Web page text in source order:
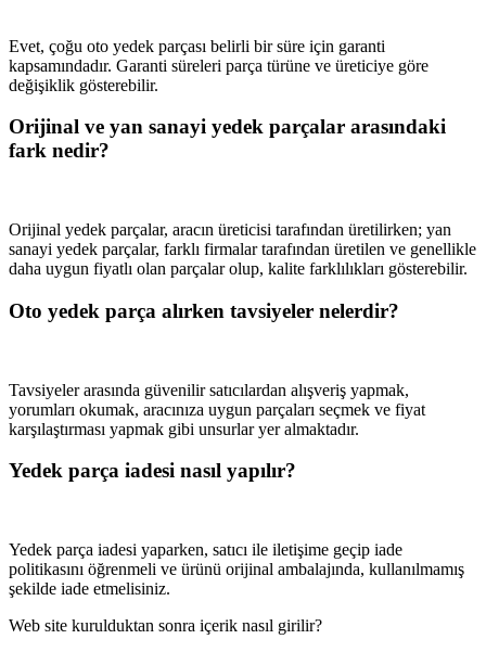
Evet, çoğu oto yedek parçası belirli bir süre için garanti
kapsamındadır. Garanti süreleri parça türüne ve üreticiye göre
değişiklik gösterebilir.
Orijinal ve yan sanayi yedek parçalar arasındaki
fark nedir?
Orijinal yedek parçalar, aracın üreticisi tarafından üretilirken; yan
sanayi yedek parçalar, farklı firmalar tarafından üretilen ve genellikle
daha uygun fiyatlı olan parçalar olup, kalite farklılıkları gösterebilir.
Oto yedek parça alırken tavsiyeler nelerdir?
Tavsiyeler arasında güvenilir satıcılardan alışveriş yapmak,
yorumları okumak, aracınıza uygun parçaları seçmek ve fiyat
karşılaştırması yapmak gibi unsurlar yer almaktadır.
Yedek parça iadesi nasıl yapılır?
Yedek parça iadesi yaparken, satıcı ile iletişime geçip iade
politikasını öğrenmeli ve ürünü orijinal ambalajında, kullanılmamış
şekilde iade etmelisiniz.
Web site kurulduktan sonra içerik nasıl girilir?